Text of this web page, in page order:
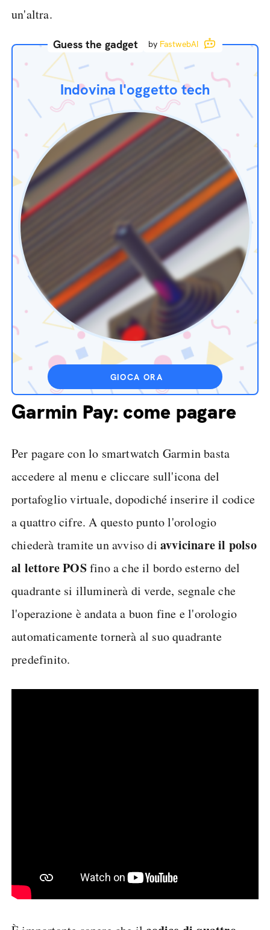
un'altra.
Guess the gadget by FastwebAI
Indovina l'oggetto tech
GIOCA ORA
Garmin Pay: come pagare
Per pagare con lo smartwatch Garmin basta
accedere al menu e cliccare sull'icona del
portafoglio virtuale, dopodiché inserire il codice
a quattro cifre. A questo punto l'orologio
chiederà tramite un avviso di avvicinare il polso
al lettore POSfino a che il bordo esterno del
quadrante si illuminerà di verde, segnale che
l'operazione è andata a buon fine e l'orologio
automaticamente tornerà al suo quadrante
predefinito.